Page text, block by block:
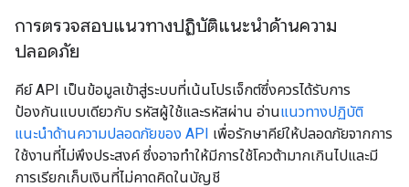
การตรวจสอบแนวทางปฏิบัติแนะนำด้านความ
ปลอดภัย
คีย์ API เป็นข้อมูลเข้าสู่ระบบที่เน้นโปรเจ็กต์ซึ่งควรได้รับการ
ป้องกันแบบเดียวกับ รหัสผู้ใช้และรหัสผ่าน อ่านแนวทางปฏิบัติ
แนะนำด้านความปลอดภัยของ API เพื่อรักษาคีย์ให้ปลอดภัยจากการ
ใช้งานที่ไม่พึงประสงค์ ซึ่งอาจทำให้มีการใช้โควต้ามากเกินไปและมี
การเรียกเก็บเงินที่ไม่คาดคิดในบัญชี